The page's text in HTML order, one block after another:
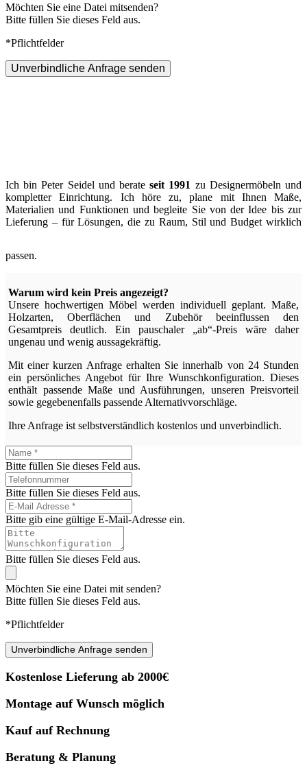
Möchten Sie eine Datei mitsenden?
Bitte füllen Sie dieses Feld aus.
*Pflichtfelder
Unverbindliche Anfrage senden
Ich bin Peter Seidel und berateseit 1991 zu Designermöbeln und
kompletter Einrichtung. Ich höre zu, plane mit Ihnen Maße,
Materialien und Funktionen und begleite Sie von der Idee bis zur
Lieferung – für Lösungen, die zu Raum, Stil und Budget wirklich
passen.
Warum wird kein Preis angezeigt?
Unsere hochwertigen Möbel werden individuell geplant. Maße,
Holzarten, Oberflächen und Zubehör beeinflussen den
Gesamtpreis deutlich. Ein pauschaler „ab“-Preis wäre daher
ungenau und wenig aussagekräftig.
Mit einer kurzen Anfrage erhalten Sie innerhalb von 24 Stunden
ein persönliches Angebot für Ihre Wunschkonfiguration. Dieses
enthält passende Maße und Ausführungen, unseren Preisvorteil
sowie gegebenenfalls passende Alternativvorschläge.
Ihre Anfrage ist selbstverständlich kostenlos und unverbindlich.
Bitte füllen Sie dieses Feld aus.
Bitte füllen Sie dieses Feld aus.
Bitte gib eine gültige E-Mail-Adresse ein.
Bitte füllen Sie dieses Feld aus.
Möchten Sie eine Datei mit senden?
Bitte füllen Sie dieses Feld aus.
*Pflichtfelder
Unverbindliche Anfrage senden
Kostenlose Lieferung ab 2000€
Montage auf Wunsch möglich
Kauf auf Rechnung
Beratung & Planung